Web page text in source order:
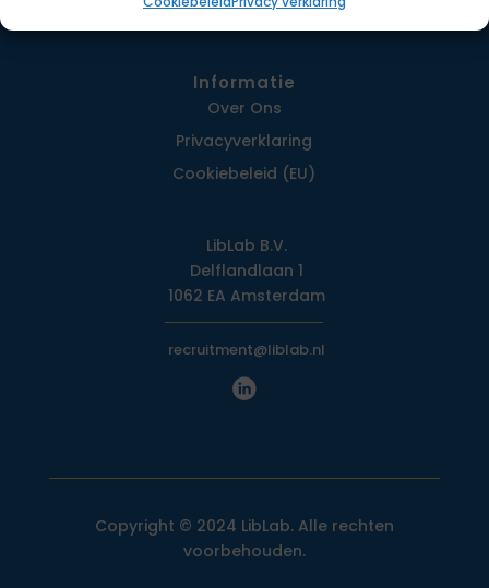
Contact
Informatie
Over Ons
Privacy­verklaring
Cookiebeleid (EU)
LibLab B.V.
Delflandlaan 1
1062 EA Amsterdam
recruitment@liblab.nl
Copyright © 2024 LibLab. Alle rechten
voorbehouden.